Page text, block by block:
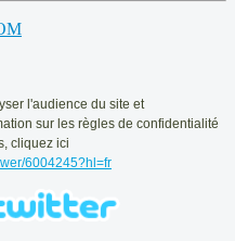
l'audience du site et
sur les règles de confidentialité
cliquez ici
6004245?hl=fr